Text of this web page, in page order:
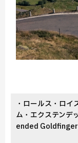
・ロールス・ロイ
ム・エクステンデ
ended